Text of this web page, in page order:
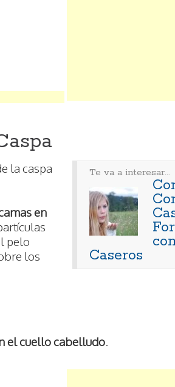
Te va a interesar...
Caseros
la caspa
en
pelo
los
el cuello cabelludo.